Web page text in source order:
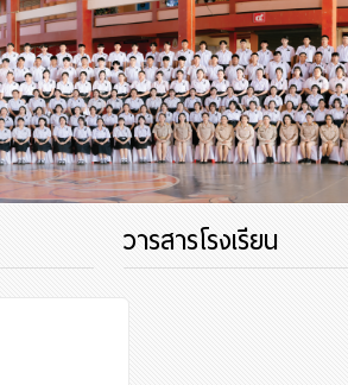
วารสารโรงเรียน